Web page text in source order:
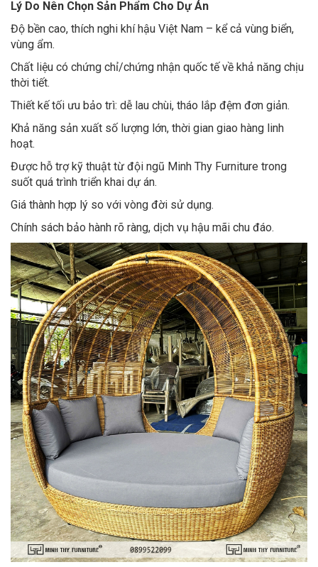
Lý Do Nên Chọn Sản Phẩm Cho Dự Án
Độ bền cao, thích nghi khí hậu Việt Nam – kể cả vùng biển,
vùng ẩm.
Chất liệu có chứng chỉ/chứng nhận quốc tế về khả năng chịu
thời tiết.
Thiết kế tối ưu bảo trì: dễ lau chùi, tháo lắp đệm đơn giản.
Khả năng sản xuất số lượng lớn, thời gian giao hàng linh
hoạt.
Được hỗ trợ kỹ thuật từ đội ngũ Minh Thy Furniture trong
suốt quá trình triển khai dự án.
Giá thành hợp lý so với vòng đời sử dụng.
Chính sách bảo hành rõ ràng, dịch vụ hậu mãi chu đáo.